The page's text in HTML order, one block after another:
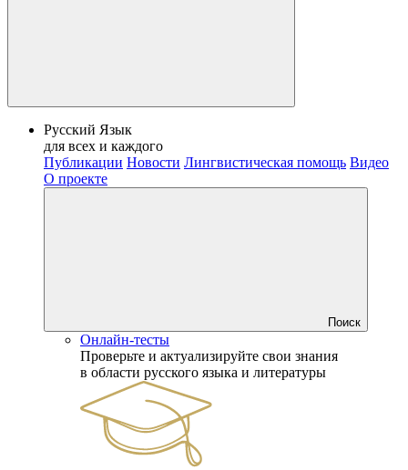
Русский Язык
для всех и каждого
Публикации Новости Лингвистическая помощь Видео
О проекте
Поиск
Онлайн-тесты
Проверьте и актуализируйте свои знания
в области русского языка и литературы